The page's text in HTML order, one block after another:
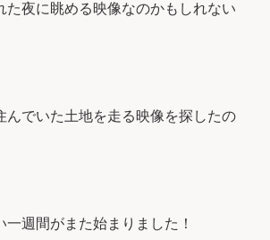
た夜に眺める映像なのかもしれない
んでいた土地を走る映像を探したの
週間がまた始まりました！